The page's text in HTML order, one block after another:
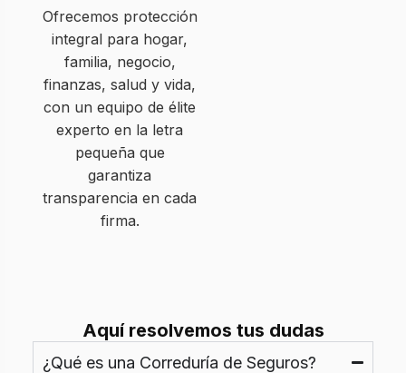
Ofrecemos protección
integral para hogar,
familia, negocio,
finanzas, salud y vida,
con un equipo de élite
experto en la letra
pequeña que
garantiza
transparencia en cada
firma.
Aquí resolvemos tus dudas
¿Qué es una Correduría de Seguros?